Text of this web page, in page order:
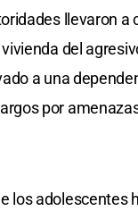
llevaron a
del
a una
por
los adolescentes